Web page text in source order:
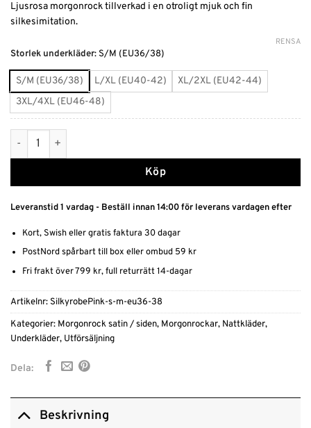
Ljusrosa morgonrock tillverkad i en otroligt mjuk och fin
silkesimitation.
Storlek underkläder: S/M (EU36/38)
S/M (EU36/38) L/XL (EU40-42)
XL/2XL (EU42-44)
3XL/4XL (EU46-48)
RENSA
Ljusrosa Morgonrock Silkeslen mängd
Köp
Alternative:
Leveranstid 1 vardag - Beställ innan 14:00 för leverans vardagen efter
Kort, Swish eller gratis faktura 30 dagar
PostNord spårbart till box eller ombud 59 kr
Fri frakt över 799 kr, full returrätt 14-dagar
Artikelnr: SilkyrobePink-s-m-eu36-38
Kategorier: Morgonrock satin / siden, Morgonrockar, Nattkläder,
Underkläder, Utförsäljning
Dela:
Beskrivning